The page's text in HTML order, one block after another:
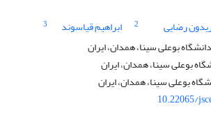
رضایی 2 ابراهیم قیاسوند
3
بوعلی سینا، همدان، ایران
بوعلی سینا، همدان، ایران
بوعلی سینا، همدان، ایران
10.22065/